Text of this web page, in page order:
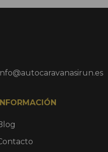
INFORMACIÓN